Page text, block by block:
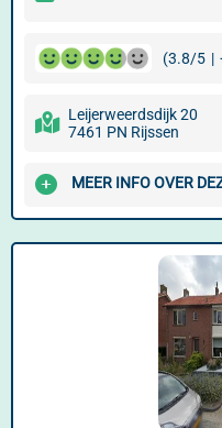
(3.8/5 |
Leijerweerdsdijk 20
7461 PN Rijssen
MEER INFO OVER